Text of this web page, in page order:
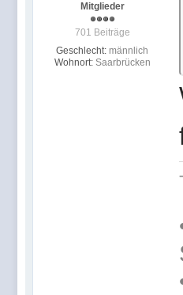
Mitglieder
701 Beiträge
Geschlecht: männlich
Wohnort: Saarbrücken